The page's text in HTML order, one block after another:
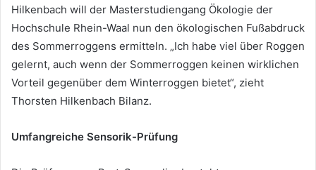
Hilkenbach will der Masterstudiengang Ökologie der
Hochschule Rhein-Waal nun den ökologischen Fußabdruck
des Sommerroggens ermitteln. „Ich habe viel über Roggen
gelernt, auch wenn der Sommerroggen keinen wirklichen
Vorteil gegenüber dem Winterroggen bietet“, zieht
Thorsten Hilkenbach Bilanz.
Umfangreiche Sensorik-Prüfung